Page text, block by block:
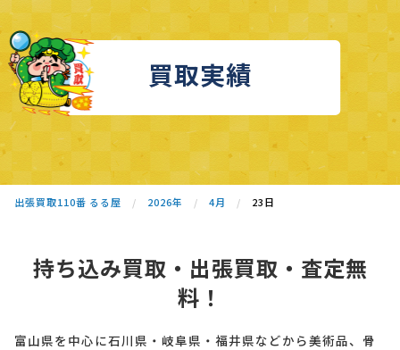
買取実績
出張買取110番 るる屋 2026年 4月 23日
持ち込み買取・出張買取・査定無
料！
富山県を中心に石川県・岐阜県・福井県などから美術品、骨